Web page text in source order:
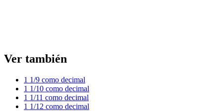
Ver también
1 1/9 como decimal
1 1/10 como decimal
1 1/11 como decimal
1 1/12 como decimal